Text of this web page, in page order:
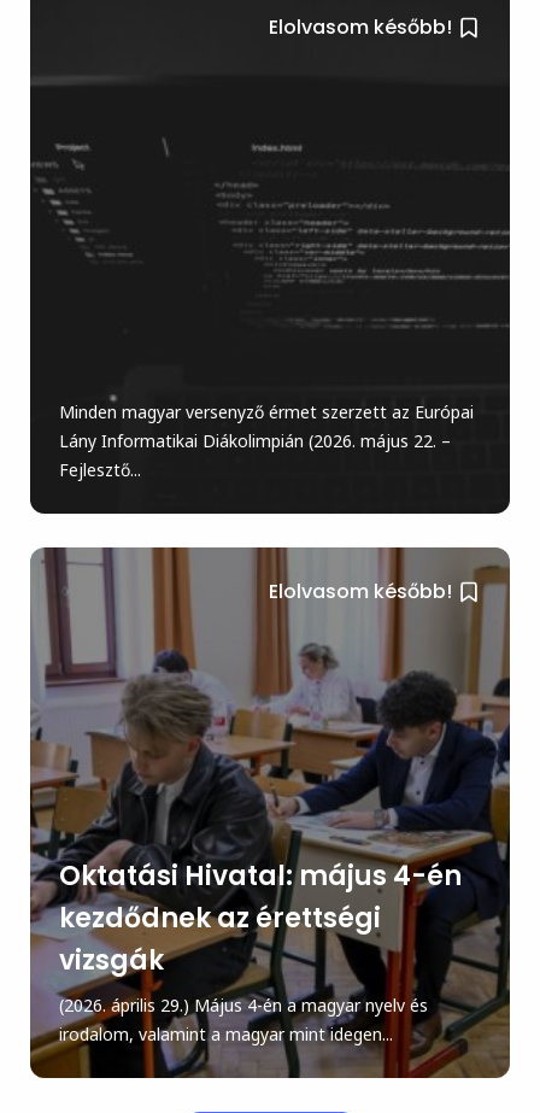
Elolvasom később!
Minden magyar versenyző érmet szerzett az Európai
Lány Informatikai Diákolimpián (2026. május 22. –
Fejlesztő...
Elolvasom később!
Oktatási Hivatal: május 4-én
kezdődnek az érettségi
vizsgák
(2026. április 29.) Május 4-én a magyar nyelv és
irodalom, valamint a magyar mint idegen...